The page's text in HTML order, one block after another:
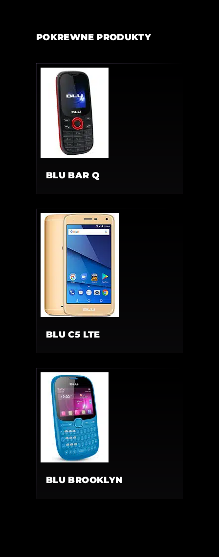
POKREWNE PRODUKTY
BLU BAR Q
BLU C5 LTE
BLU BROOKLYN